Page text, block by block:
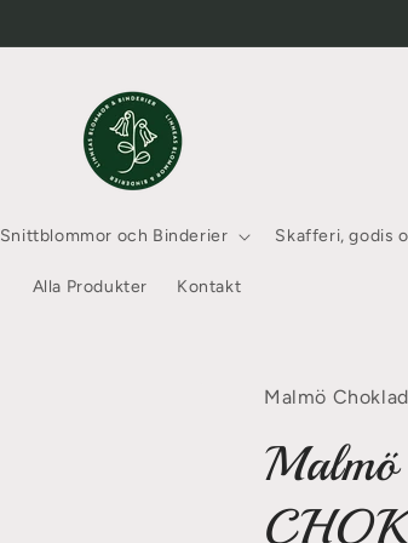
Snittblommor och Binderier Skafferi, godis
Alla Produkter Kontakt
Malmö